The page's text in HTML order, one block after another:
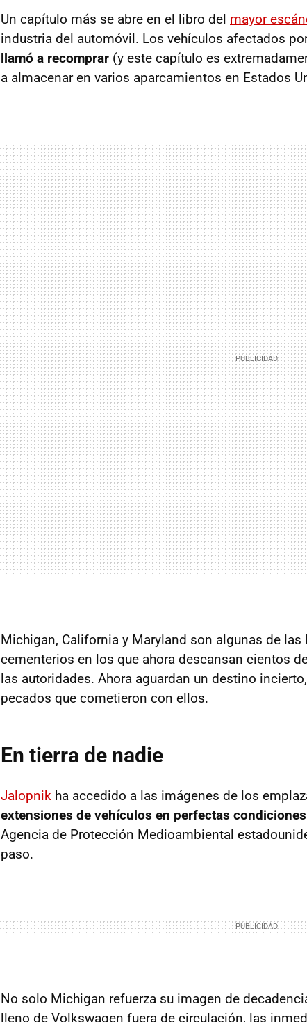
Un capítulo más se abre en el libro del mayor
industria del automóvil. Los vehículos afectados
llamó a recomprar (y este capítulo es
a almacenar en varios aparcamientos en Estados
Michigan, California y Maryland son algunas de
cementerios en los que ahora descansan cientos
las autoridades. Ahora aguardan un destino
pecados que cometieron con ellos.
En tierra de nadie
Jalopnik ha accedido a las imágenes de los
extensiones de vehículos en perfectas condiciones
Agencia de Protección Medioambiental
paso.
No solo Michigan refuerza su imagen de
lleno de Volkswagen fuera de circulación, las